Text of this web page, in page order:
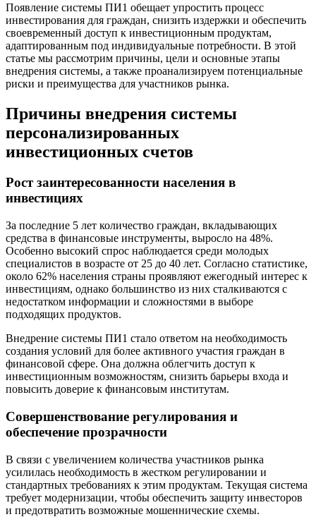
Появление системы ПИ1 обещает упростить процесс
инвестирования для граждан, снизить издержки и обеспечить
своевременный доступ к инвестиционным продуктам,
адаптированным под индивидуальные потребности. В этой
статье мы рассмотрим причины, цели и основные этапы
внедрения системы, а также проанализируем потенциальные
риски и преимущества для участников рынка.
Причины внедрения системы
персонализированных
инвестиционных счетов
Рост заинтересованности населения в
инвестициях
За последние 5 лет количество граждан, вкладывающих
средства в финансовые инструменты, выросло на 48%.
Особенно высокий спрос наблюдается среди молодых
специалистов в возрасте от 25 до 40 лет. Согласно статистике,
около 62% населения страны проявляют ежегодный интерес к
инвестициям, однако большинство из них сталкиваются с
недостатком информации и сложностями в выборе
подходящих продуктов.
Внедрение системы ПИ1 стало ответом на необходимость
создания условий для более активного участия граждан в
финансовой сфере. Она должна облегчить доступ к
инвестиционным возможностям, снизить барьеры входа и
повысить доверие к финансовым институтам.
Совершенствование регулирования и
обеспечение прозрачности
В связи с увеличением количества участников рынка
усилилась необходимость в жестком регулировании и
стандартных требованиях к этим продуктам. Текущая система
требует модернизации, чтобы обеспечить защиту инвесторов
и предотвратить возможные мошеннические схемы.